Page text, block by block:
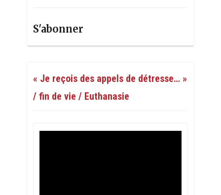
S'abonner
« Je reçois des appels de détresse… »
/ fin de vie / Euthanasie